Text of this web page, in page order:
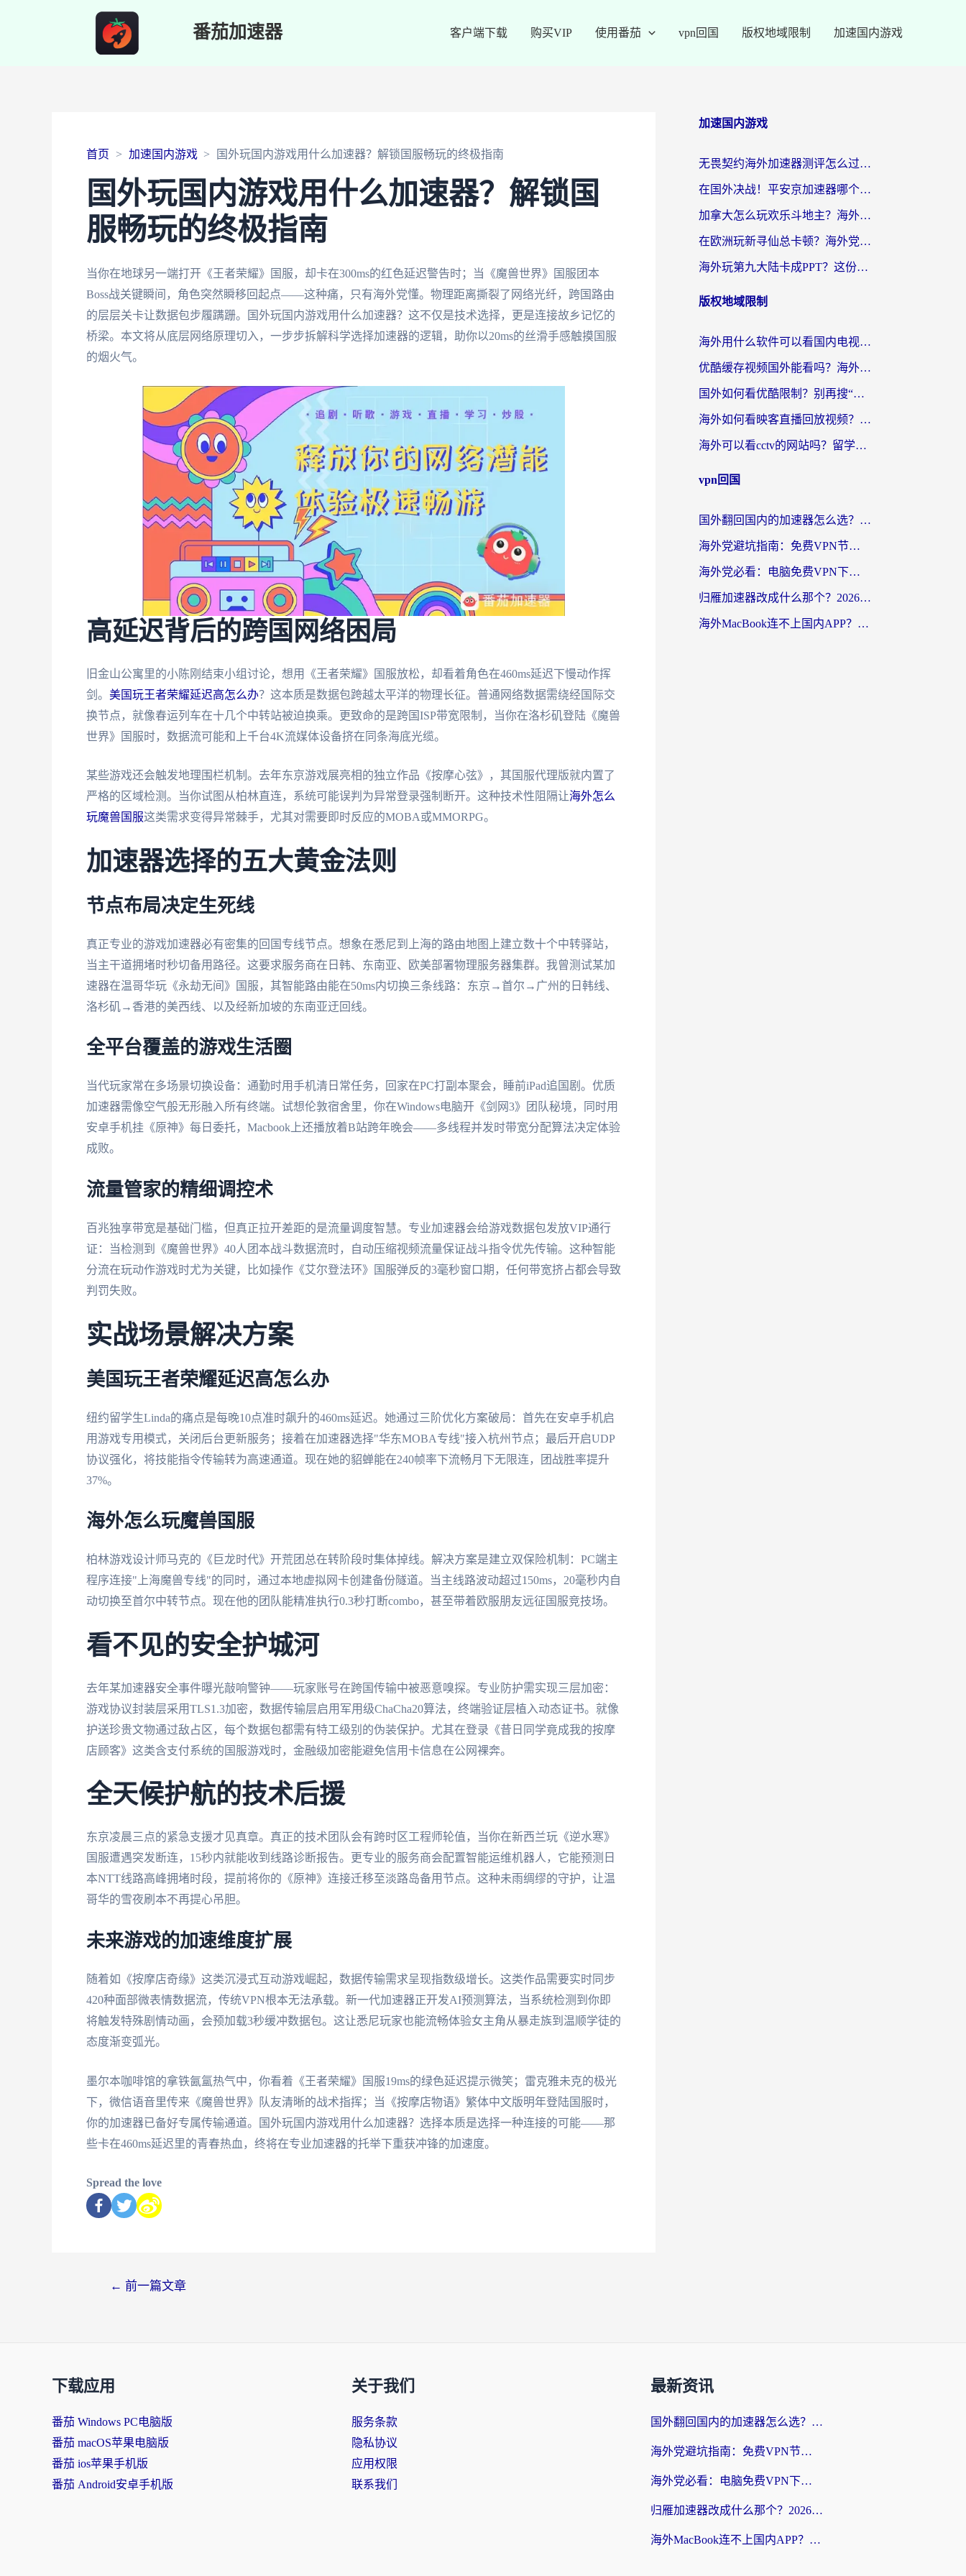
番茄加速器 客户端下载 购买VIP 使用番茄 vpn回国 版权地域限制 加速国内游戏
首页 加速国内游戏 国外玩国内游戏用什么加速器？解锁国服畅玩的终极指南
国外玩国内游戏用什么加速器？解锁国
服畅玩的终极指南
当你在地球另一端打开《王者荣耀》国服，却卡在300ms的红色延迟警告时；当《魔兽世界》国服团本
Boss战关键瞬间，角色突然瞬移回起点——这种痛，只有海外党懂。物理距离撕裂了网络光纤，跨国路由
的层层关卡让数据包步履蹒跚。国外玩国内游戏用什么加速器？这不仅是技术选择，更是连接故乡记忆的
桥梁。本文将从底层网络原理切入，一步步拆解科学选择加速器的逻辑，助你以20ms的丝滑手感触摸国服
的烟火气。
高延迟背后的跨国网络困局
旧金山公寓里的小陈刚结束小组讨论，想用《王者荣耀》国服放松，却看着角色在460ms延迟下慢动作挥
剑。 美国玩王者荣耀延迟高怎么办？这本质是数据包跨越太平洋的物理长征。普通网络数据需绕经国际交
换节点，就像春运列车在十几个中转站被迫换乘。更致命的是跨国ISP带宽限制，当你在洛杉矶登陆《魔兽
世界》国服时，数据流可能和上千台4K流媒体设备挤在同条海底光缆。
某些游戏还会触发地理围栏机制。去年东京游戏展亮相的独立作品《按摩心弦》，其国服代理版就内置了
严格的区域检测。当你试图从柏林直连，系统可能误判为异常登录强制断开。这种技术性阻隔让海外怎么
玩魔兽国服这类需求变得异常棘手，尤其对需要即时反应的MOBA或MMORPG。
加速器选择的五大黄金法则
节点布局决定生死线
真正专业的游戏加速器必有密集的回国专线节点。想象在悉尼到上海的路由地图上建立数十个中转驿站，
当主干道拥堵时秒切备用路径。这要求服务商在日韩、东南亚、欧美部署物理服务器集群。我曾测试某加
速器在温哥华玩《永劫无间》国服，其智能路由能在50ms内切换三条线路：东京→首尔→广州的日韩线、
洛杉矶→香港的美西线、以及经新加坡的东南亚迂回线。
全平台覆盖的游戏生活圈
当代玩家常在多场景切换设备：通勤时用手机清日常任务，回家在PC打副本聚会，睡前iPad追国剧。优质
加速器需像空气般无形融入所有终端。试想伦敦宿舍里，你在Windows电脑开《剑网3》团队秘境，同时用
安卓手机挂《原神》每日委托，Macbook上还播放着B站跨年晚会——多线程并发时带宽分配算法决定体验
成败。
流量管家的精细调控术
百兆独享带宽是基础门槛，但真正拉开差距的是流量调度智慧。专业加速器会给游戏数据包发放VIP通行
证：当检测到《魔兽世界》40人团本战斗数据流时，自动压缩视频流量保证战斗指令优先传输。这种智能
分流在玩动作游戏时尤为关键，比如操作《艾尔登法环》国服弹反的3毫秒窗口期，任何带宽挤占都会导致
判罚失败。
实战场景解决方案
美国玩王者荣耀延迟高怎么办
纽约留学生Linda的痛点是每晚10点准时飙升的460ms延迟。她通过三阶优化方案破局：首先在安卓手机启
用游戏专用模式，关闭后台更新服务；接着在加速器选择"华东MOBA专线"接入杭州节点；最后开启UDP
协议强化，将技能指令传输转为高速通道。现在她的貂蝉能在240帧率下流畅月下无限连，团战胜率提升
37%。
海外怎么玩魔兽国服
柏林游戏设计师马克的《巨龙时代》开荒团总在转阶段时集体掉线。解决方案是建立双保险机制：PC端主
程序连接"上海魔兽专线"的同时，通过本地虚拟网卡创建备份隧道。当主线路波动超过150ms，20毫秒内自
动切换至首尔中转节点。现在他的团队能精准执行0.3秒打断combo，甚至带着欧服朋友远征国服竞技场。
看不见的安全护城河
去年某加速器安全事件曝光敲响警钟——玩家账号在跨国传输中被恶意嗅探。专业防护需实现三层加密：
游戏协议封装层采用TLS1.3加密，数据传输层启用军用级ChaCha20算法，终端验证层植入动态证书。就像
护送珍贵文物通过敌占区，每个数据包都需有特工级别的伪装保护。尤其在登录《昔日同学竟成我的按摩
店顾客》这类含支付系统的国服游戏时，金融级加密能避免信用卡信息在公网裸奔。
全天候护航的技术后援
东京凌晨三点的紧急支援才见真章。真正的技术团队会有跨时区工程师轮值，当你在新西兰玩《逆水寒》
国服遭遇突发断连，15秒内就能收到线路诊断报告。更专业的服务商会配置智能运维机器人，它能预测日
本NTT线路高峰拥堵时段，提前将你的《原神》连接迁移至淡路岛备用节点。这种未雨绸缪的守护，让温
哥华的雪夜刷本不再提心吊胆。
未来游戏的加速维度扩展
随着如《按摩店奇缘》这类沉浸式互动游戏崛起，数据传输需求呈现指数级增长。这类作品需要实时同步
420种面部微表情数据流，传统VPN根本无法承载。新一代加速器正开发AI预测算法，当系统检测到你即
将触发特殊剧情动画，会预加载3秒缓冲数据包。这让悉尼玩家也能流畅体验女主角从暴走族到温顺学徒的
态度渐变弧光。
墨尔本咖啡馆的拿铁氤氲热气中，你看着《王者荣耀》国服19ms的绿色延迟提示微笑；雷克雅未克的极光
下，微信语音里传来《魔兽世界》队友清晰的战术指挥；当《按摩店物语》繁体中文版明年登陆国服时，
你的加速器已备好专属传输通道。国外玩国内游戏用什么加速器？选择本质是选择一种连接的可能——那
些卡在460ms延迟里的青春热血，终将在专业加速器的托举下重获冲锋的加速度。
Spread the love
← 前一篇文章
加速国内游戏
无畏契约海外加速器测评怎么过？海外玩家亲测实用指南（附小众技巧）
在国外决战！平安京加速器哪个好用一点？老玩家亲测番茄加速器全解析
加拿大怎么玩欢乐斗地主？海外党国服游戏加速终极指南（附绝地求生未来之役300英雄实测）
在欧洲玩新寻仙总卡顿？海外党必看的国服游戏加速全攻略
海外玩第九大陆卡成PPT？这份网络加速指南帮你丝滑上分
版权地域限制
海外用什么软件可以看国内电视？留学生亲测有效的追剧自由指南
优酷缓存视频国外能看吗？海外党追剧看片的终极解决方案来了
国外如何看优酷限制？别再搜“在日本哪个软件可以看中国电视剧”，这篇教你搞定
海外如何看映客直播回放视频？这份攻略帮你搞定（附腾讯优酷观看技巧）
海外可以看cctv的网站吗？留学生亲测有效的回国追剧方案
vpn回国
国外翻回国内的加速器怎么选？海外党亲测实用指南，告别地域限制
海外党避坑指南：免费VPN节点真的靠谱吗？教你选对回国加速器无缝访问国内资源
海外党必看：电脑免费VPN下载指南+回国加速器选择全攻略，告别地区限制
归雁加速器改成什么那个？2026海外党回国加速全攻略：告别地区限制，轻松刷剧玩游戏
海外MacBook连不上国内APP？选对回国VPN，告别地区限制的烦恼
下载应用
番茄 Windows PC电脑版
番茄 macOS苹果电脑版
番茄 ios苹果手机版
番茄 Android安卓手机版
关于我们
服务条款
隐私协议
应用权限
联系我们
最新资讯
国外翻回国内的加速器怎么选？海外党亲测实用指南，告别地域限制
海外党避坑指南：免费VPN节点真的靠谱吗？教你选对回国加速器无缝访问国内资源
海外党必看：电脑免费VPN下载指南+回国加速器选择全攻略，告别地区限制
归雁加速器改成什么那个？2026海外党回国加速全攻略：告别地区限制，轻松刷剧玩游戏
海外MacBook连不上国内APP？选对回国VPN，告别地区限制的烦恼